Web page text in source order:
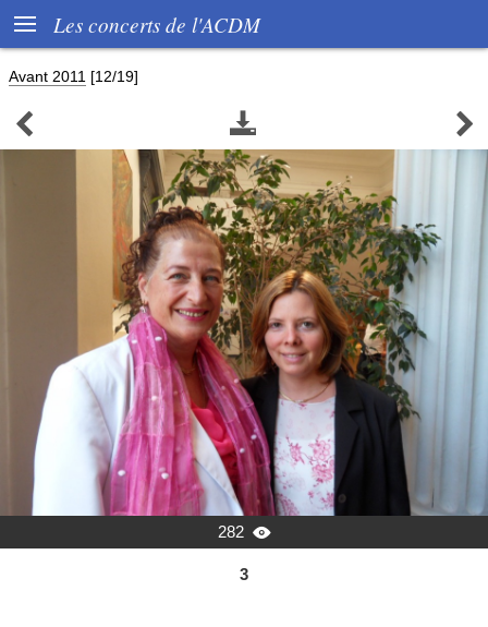
 Les concerts de l'ACDM
Avant 2011 [12/19]
  
282 
3